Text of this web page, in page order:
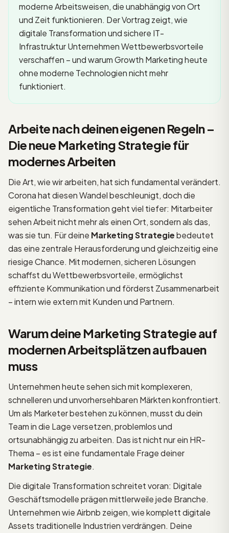
moderne Arbeitsweisen, die unabhängig von Ort
und Zeit funktionieren. Der Vortrag zeigt, wie
digitale Transformation und sichere IT-
Infrastruktur Unternehmen Wettbewerbsvorteile
verschaffen – und warum Growth Marketing heute
ohne moderne Technologien nicht mehr
funktioniert.
Arbeite nach deinen eigenen Regeln –
Die neue Marketing Strategie für
modernes Arbeiten
Die Art, wie wir arbeiten, hat sich fundamental verändert.
Corona hat diesen Wandel beschleunigt, doch die
eigentliche Transformation geht viel tiefer: Mitarbeiter
sehen Arbeit nicht mehr als einen Ort, sondern als das,
was sie tun. Für deine Marketing Strategiebedeutet
das eine zentrale Herausforderung und gleichzeitig eine
riesige Chance. Mit modernen, sicheren Lösungen
schaffst du Wettbewerbsvorteile, ermöglichst
effiziente Kommunikation und förderst Zusammenarbeit
– intern wie extern mit Kunden und Partnern.
Warum deine Marketing Strategie auf
modernen Arbeitsplätzen aufbauen
muss
Unternehmen heute sehen sich mit komplexeren,
schnelleren und unvorhersehbaren Märkten konfrontiert.
Um als Marketer bestehen zu können, musst du dein
Team in die Lage versetzen, problemlos und
ortsunabhängig zu arbeiten. Das ist nicht nur ein HR-
Thema – es ist eine fundamentale Frage deiner
Marketing Strategie.
Die digitale Transformation schreitet voran: Digitale
Geschäftsmodelle prägen mittlerweile jede Branche.
Unternehmen wie Airbnb zeigen, wie komplett digitale
Assets traditionelle Industrien verdrängen. Deine